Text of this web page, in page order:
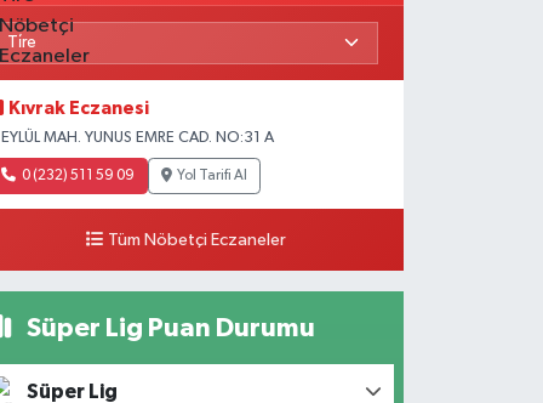
Kıvrak Eczanesi
MAH. YUNUS EMRE CAD. NO:31 A
0 (232) 511 59 09 Yol Tarifi Al
Tüm Nöbetçi Eczaneler
Süper Lig Puan Durumu
Süper Lig